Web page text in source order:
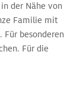
der Nähe von
Familie mit
Für besonderen
Für die
Bars und